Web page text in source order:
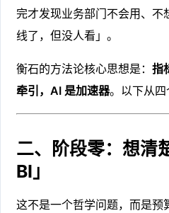
完才发现业务部门不会用、不
线了，但没人看」。
衡石的方法论核心思想是：指
牵引，AI 是加速器。以下从四
二、阶段零：想清
BI」
这不是一个哲学问题，而是预